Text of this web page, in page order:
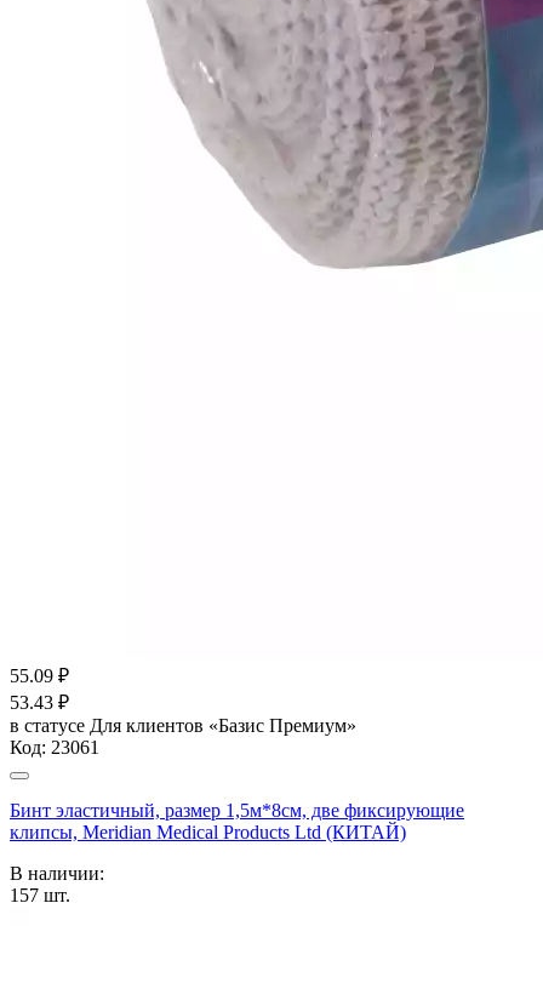
55.09 ₽
53.43 ₽
в статусе Для клиентов «Базис Премиум»
Код: 23061
Бинт эластичный, размер 1,5м*8см, две фиксирующие
клипсы, Meridian Medical Products Ltd (КИТАЙ)
В наличии:
157 шт.